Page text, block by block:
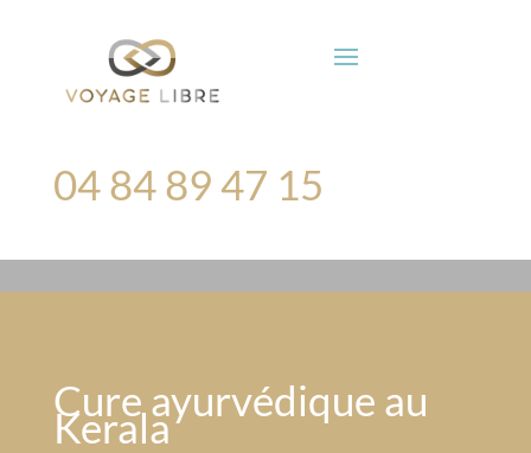
04 84 89 47 15
Cure ayurvédique au
Kerala